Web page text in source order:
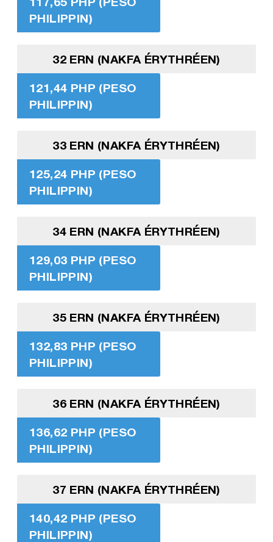
PHILIPPIN)
32 ERN (NAKFA ÉRYTHRÉEN)
121,44 PHP (PESO
PHILIPPIN)
33 ERN (NAKFA ÉRYTHRÉEN)
125,24 PHP (PESO
PHILIPPIN)
34 ERN (NAKFA ÉRYTHRÉEN)
129,03 PHP (PESO
PHILIPPIN)
35 ERN (NAKFA ÉRYTHRÉEN)
132,83 PHP (PESO
PHILIPPIN)
36 ERN (NAKFA ÉRYTHRÉEN)
136,62 PHP (PESO
PHILIPPIN)
37 ERN (NAKFA ÉRYTHRÉEN)
140,42 PHP (PESO
PHILIPPIN)